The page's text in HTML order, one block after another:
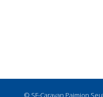
© SF-Caravan Paimion